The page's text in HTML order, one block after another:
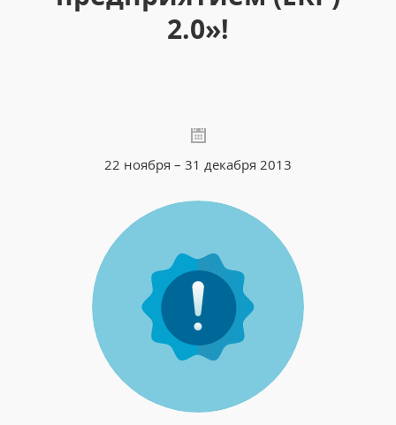
2.0»!
22 ноября – 31 декабря 2013